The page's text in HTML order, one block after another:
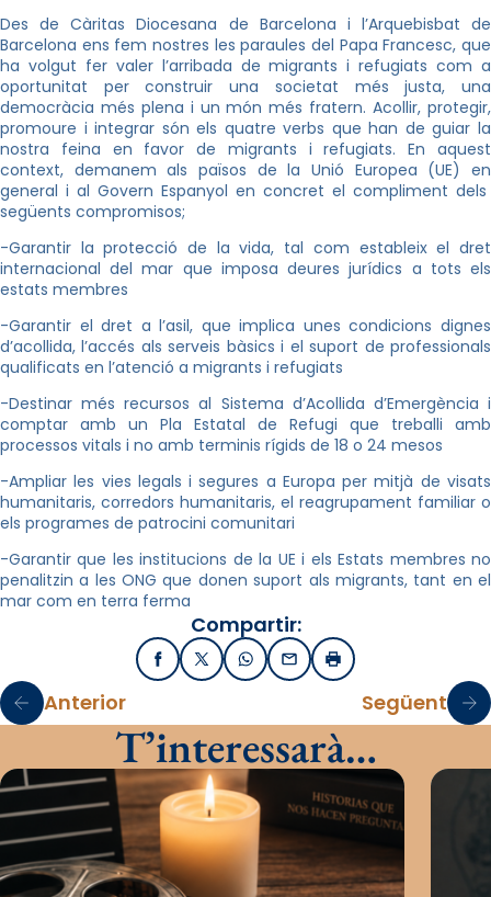
Des de Càritas Diocesana de Barcelona i l’Arquebisbat de
Barcelona ens fem nostres les paraules del Papa Francesc, que
ha volgut fer valer l’arribada de migrants i refugiats com a
oportunitat per construir una societat més justa, una
democràcia més plena i un món més fratern. Acollir, protegir,
promoure i integrar són els quatre verbs que han de guiar la
nostra feina en favor de migrants i refugiats. En aquest
context, demanem als països de la Unió Europea (UE) en
general i al Govern Espanyol en concret el compliment dels
següents compromisos;
-Garantir la protecció de la vida, tal com estableix el dret
internacional del mar que imposa deures jurídics a tots els
estats membres
-Garantir el dret a l’asil, que implica unes condicions dignes
d’acollida, l’accés als serveis bàsics i el suport de professionals
qualificats en l’atenció a migrants i refugiats
-Destinar més recursos al Sistema d’Acollida d’Emergència i
comptar amb un Pla Estatal de Refugi que treballi amb
processos vitals i no amb terminis rígids de 18 o 24 mesos
-Ampliar les vies legals i segures a Europa per mitjà de visats
humanitaris, corredors humanitaris, el reagrupament familiar o
els programes de patrocini comunitari
-Garantir que les institucions de la UE i els Estats membres no
penalitzin a les ONG que donen suport als migrants, tant en el
mar com en terra ferma
Compartir:
FacebookX / TwitterWhatsApp
EmailImprimir
Anterior Següent
T’interessarà…